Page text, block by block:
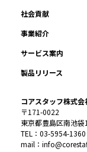
社会貢献
事業紹介
サービス案内
製品リリース
コアスタッフ株式会
〒171-0022
東京都豊島区南池
TEL：03-5954-
mail：